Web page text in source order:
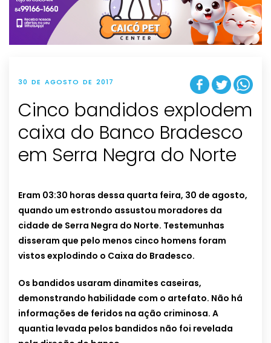
t
i
o
n
30 DE AGOSTO DE 2017
Cinco bandidos explodem
caixa do Banco Bradesco
em Serra Negra do Norte
Eram 03:30 horas dessa quarta feira, 30 de agosto,
quando um estrondo assustou moradores da
cidade de Serra Negra do Norte. Testemunhas
disseram que pelo menos cinco homens foram
vistos explodindo o Caixa do Bradesco.
Os bandidos usaram dinamites caseiras,
demonstrando habilidade com o artefato. Não há
informações de feridos na ação criminosa. A
quantia levada pelos bandidos não foi revelada